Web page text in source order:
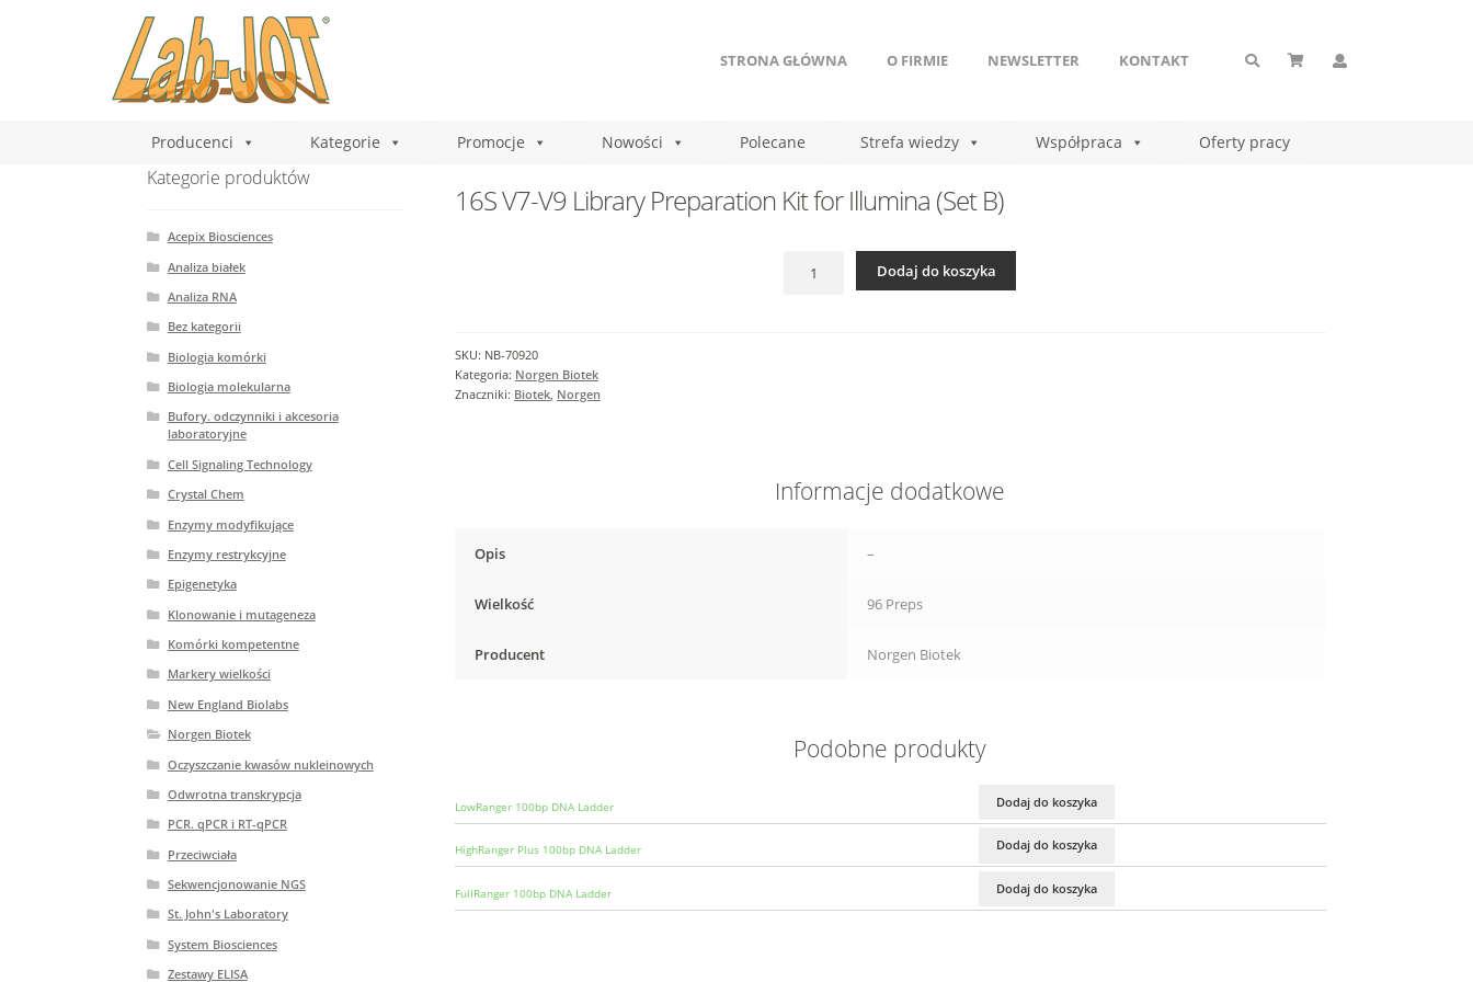
STRONA GŁÓWNA O FIRMIE NEWSLETTER KONTAKT
Producenci Kategorie Promocje Nowości Polecane Strefa wiedzy Współpraca Oferty pracy
16S V7-V9 Library Preparation Kit for Illumina (Set B)
B)
Dodaj do koszyka
SKU: NB-70920
Kategoria: Norgen Biotek
Znaczniki: Biotek, Norgen
Informacje dodatkowe
Opis –
Wielkość 96 Preps
Producent Norgen Biotek
Podobne produkty
LowRanger 100bp DNA Ladder Dodaj do koszyka
HighRanger Plus 100bp DNA Ladder Dodaj do koszyka
FullRanger 100bp DNA Ladder Dodaj do koszyka
Kategorie produktów
Acepix Biosciences
Analiza białek
Analiza RNA
Bez kategorii
Biologia komórki
Biologia molekularna
Bufory. odczynniki i akcesoria
laboratoryjne
Cell Signaling Technology
Crystal Chem
Enzymy modyfikujące
Enzymy restrykcyjne
Epigenetyka
Klonowanie i mutageneza
Komórki kompetentne
Markery wielkości
New England Biolabs
Norgen Biotek
Oczyszczanie kwasów nukleinowych
Odwrotna transkrypcja
PCR. qPCR i RT-qPCR
Przeciwciała
Sekwencjonowanie NGS
St. John's Laboratory
System Biosciences
Zestawy ELISA